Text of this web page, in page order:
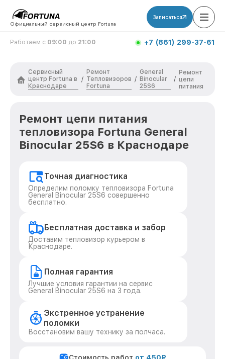
Официальный сервисный центр Fortuna
Записаться
Работаем с 09:00 до 21:00 +7 (861) 299-37-61
Сервисный
центр Fortuna в
Краснодаре
/
Ремонт
Тепловизоров
Fortuna
/
General
Binocular
25S6
/
Ремонт
цепи
питания
Ремонт цепи питания
тепловизора Fortuna General
Binocular 25S6 в Краснодаре
Точная диагностика
Определим поломку тепловизора Fortuna
General Binocular 25S6 совершенно
бесплатно.
Бесплатная доставка и забор
Доставим тепловизор курьером в
Краснодаре.
Полная гарантия
Лучшие условия гарантии на сервис
General Binocular 25S6 на 3 года.
Экстренное устранение
поломки
Восстановим вашу технику за полчаса.